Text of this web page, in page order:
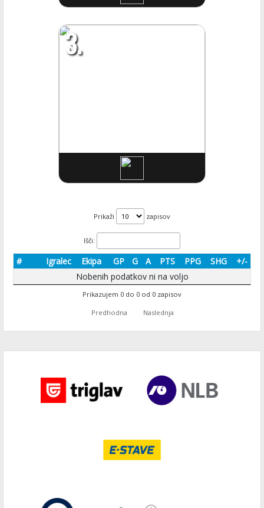
3.
Prikaži zapisov
Išči:
# Igralec Ekipa GP G A PTS PPG SHG
+/-
Nobenih podatkov ni na voljo
Prikazujem 0 do 0 od 0 zapisov
Predhodna Naslednja